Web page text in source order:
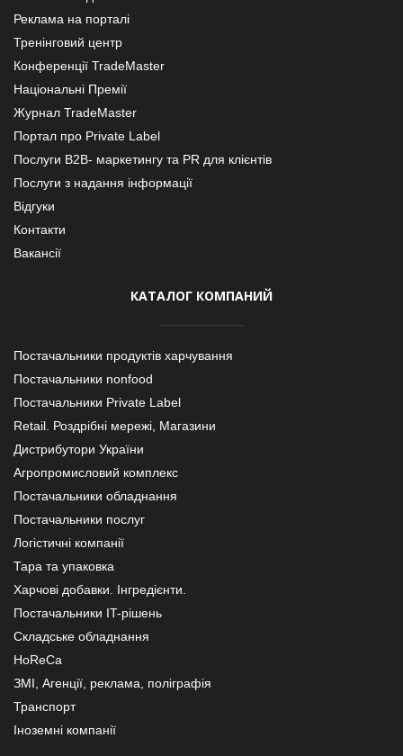
Реклама на порталі
Тренінговий центр
Конференції TradeMaster
Національні Премії
Журнал TradeMaster
Портал про Private Label
Послуги В2В- маркетингу та PR для клієнтів
Послуги з надання інформації
Відгуки
Контакти
Вакансії
КАТАЛОГ КОМПАНИЙ
Постачальники продуктів харчування
Постачальники nonfood
Постачальники Private Label
Retail. Роздрібні мережі, Магазини
Дистрибутори України
Агропромисловий комплекс
Постачальники обладнання
Постачальники послуг
Логістичні компанії
Тара та упаковка
Харчові добавки. Інгредієнти.
Постачальники IT-рішень
Складське обладнання
HoReCa
ЗМІ, Агенції, реклама, поліграфія
Транспорт
Іноземні компанії